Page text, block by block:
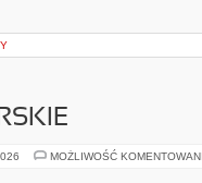
MOŻLIWOŚĆ